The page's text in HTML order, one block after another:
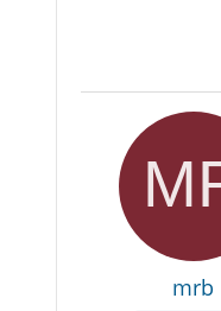
mrb